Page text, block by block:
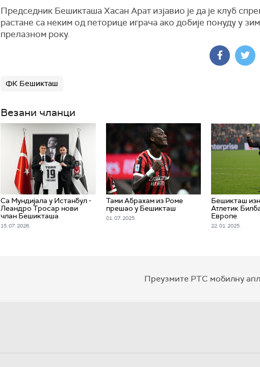
Председник Бешикташа Хасан Арат изјавио је да је клуб
растане са неким од петорице играча ако добије понуду у
прелазном року.
ФК Бешикташ
Везани чланци
Са Мундијала у Истанбул -
Леандро Тросар нови
члан Бешикташа
15. 07. 2026.
Тами Абрахам из Роме
прешао у Бешикташ
01. 07. 2025.
Бешикташ
Атлетик
Европе
22. 01. 2025.
Преузмите РТС мобилну